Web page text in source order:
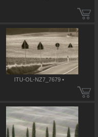
ITU-OL-NZ7_7679 •